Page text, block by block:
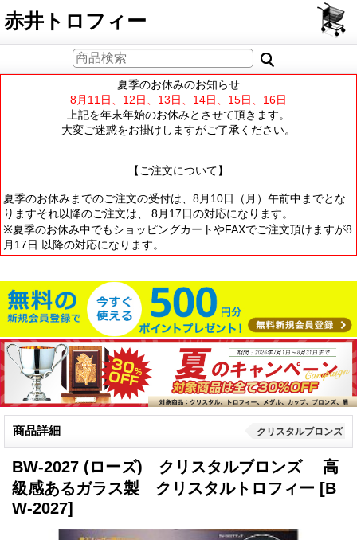
PCサイト
赤井トロフィー
夏季のお休みのお知らせ
8月11日、12日、13日、14日、15日、16日
上記を年末年始のお休みとさせて頂きます。
大変ご迷惑をお掛けしますがご了承ください。
【ご注文について】
夏季のお休みまでのご注文の受付は、8月10日（月）午前中までとな
りますそれ以降のご注文は、 8月17日の対応になります。
※夏季のお休み中でもショッピングカートやFAXでご注文頂けますが8
月17日 以降の対応になります。
商品詳細 クリスタルブロンズ
BW-2027 (ローズ) クリスタルブロンズ 高
級感あるガラス製 クリスタルトロフィー [B
W-2027]